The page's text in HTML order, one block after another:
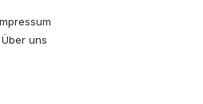
Über uns